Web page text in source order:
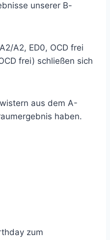
unserer B-
ED0, OCD frei
frei) schließen sich
aus dem A-
haben.
zum